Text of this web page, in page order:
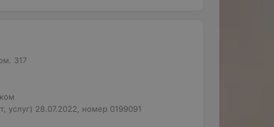
317
услуг) 28.07.2022, номер 0199091